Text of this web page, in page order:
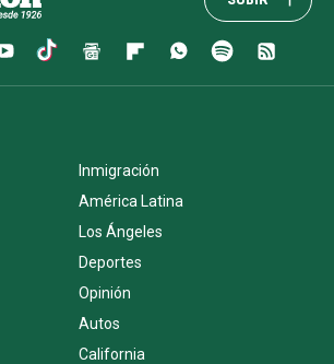
Inmigración
América Latina
Los Ángeles
Deportes
Opinión
Autos
California